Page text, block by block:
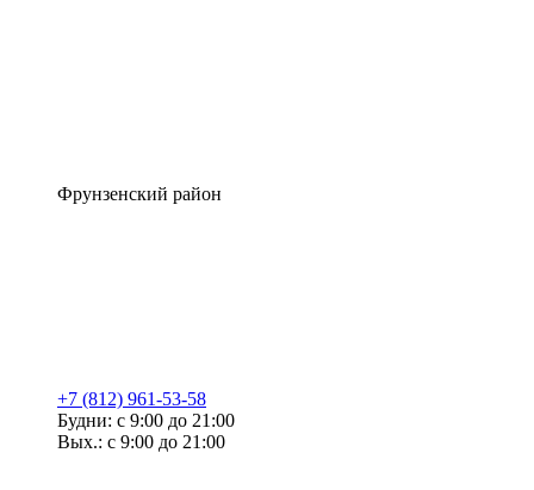
Фрунзенский район
+7 (812) 961-53-58
Будни: с 9:00 до 21:00
Вых.: с 9:00 до 21:00